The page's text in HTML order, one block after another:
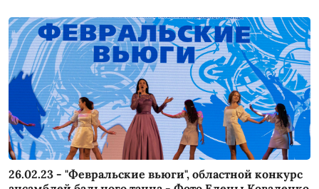
26.02.23 - "Февральские вьюги", областной конкурс